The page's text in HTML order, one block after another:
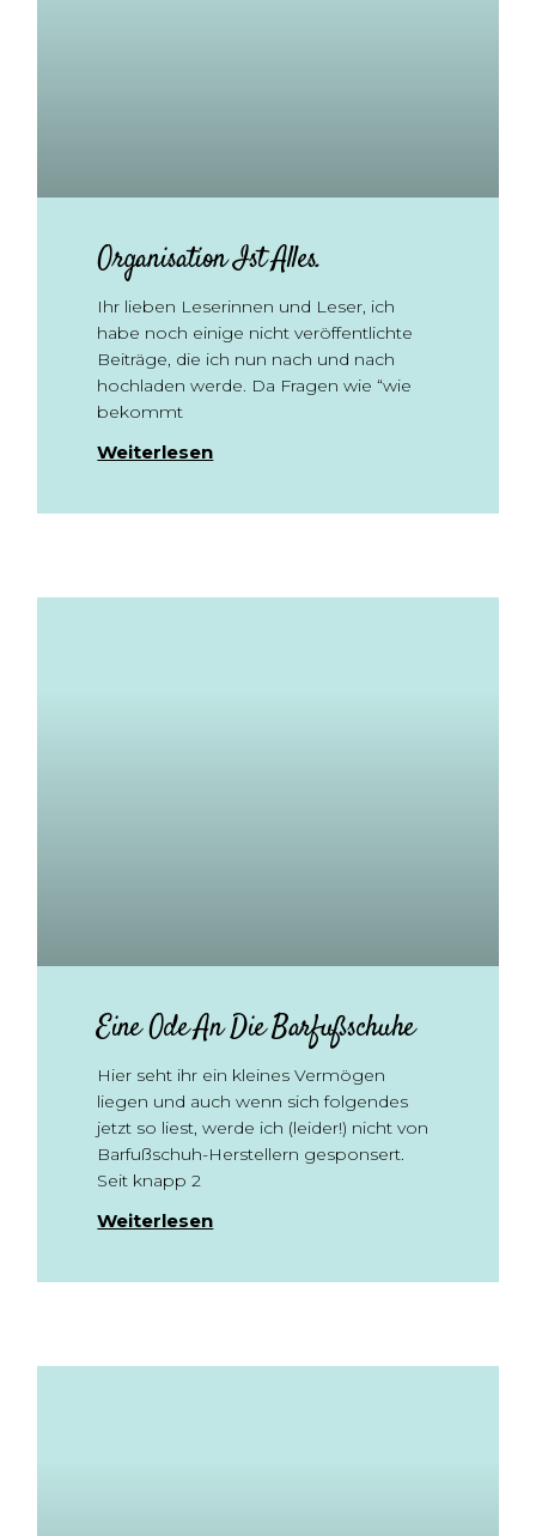
Organisation Ist Alles.
Ihr lieben Leserinnen und Leser, ich
habe noch einige nicht veröffentlichte
Beiträge, die ich nun nach und nach
hochladen werde. Da Fragen wie “wie
bekommt
Weiterlesen
Eine Ode An Die Barfußschuhe
Hier seht ihr ein kleines Vermögen
liegen und auch wenn sich folgendes
jetzt so liest, werde ich (leider!) nicht von
Barfußschuh-Herstellern gesponsert.
Seit knapp 2
Weiterlesen